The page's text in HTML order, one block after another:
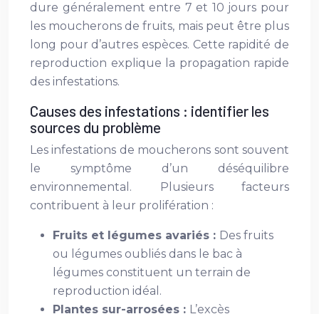
dure généralement entre 7 et 10 jours pour
les moucherons de fruits, mais peut être plus
long pour d’autres espèces. Cette rapidité de
reproduction explique la propagation rapide
des infestations.
Causes des infestations : identifier les
sources du problème
Les infestations de moucherons sont souvent
le symptôme d’un déséquilibre
environnemental. Plusieurs facteurs
contribuent à leur prolifération :
Fruits et légumes avariés : Des fruits
ou légumes oubliés dans le bac à
légumes constituent un terrain de
reproduction idéal.
Plantes sur-arrosées : L’excès